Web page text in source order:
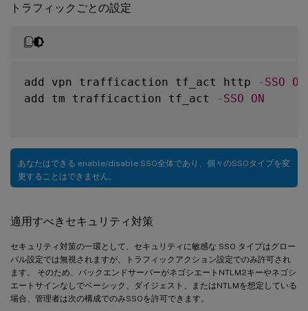
トラフィックごとの設定
add vpn trafficaction tf_act http - SSO
ON
add tm trafficaction tf_act
- SSO ON
あなたはできる enable/disable SSO全体であり、個々のSSOタイプを変
更することはできません。
適用すべきセキュリティ対策
セキュリティ対策の一環として、セキュリティに敏感な SSO タイプはグロー
バル設定では無視されますが、トラフィックアクション設定でのみ許可され
ます。 そのため、バックエンドサーバーがネゴシエートNTLM2キーやネゴシ
エートサインなしでベーシック、ダイジェスト、またはNTLMを想定している
場合、管理者は次の構成でのみSSOを許可できます。